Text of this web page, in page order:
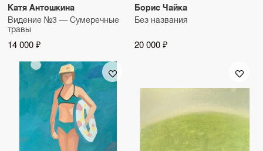
Катя Антошкина
Видение №3 — Сумеречные
травы
14 000 ₽
Борис Чайка
Без названия
20 000 ₽